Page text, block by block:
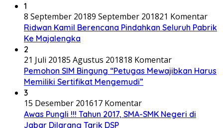
1
8 September 20189 September 201821 Komentar
Ridwan Kamil Berencana Pindahkan Seluruh Pabrik
Ke Majalengka
2
21 Juli 20185 Agustus 201818 Komentar
Pemohon SIM Bingung “Petugas Mewajibkan Harus
Memiliki Sertifikat Mengemudi”
3
15 Desember 201617 Komentar
Awas Pungli !!! Tahun 2017, SMA-SMK Negeri di
Jabar Dilarang Tarik DSP